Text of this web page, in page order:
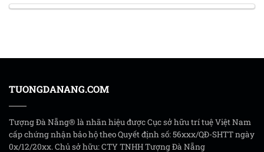
TUONGDANANG.COM
Tượng Đà Nẵng® là nhãn hiệu được Cục sở hữu trí tuệ Việt Nam
cấp chứng nhận bảo hộ theo Quyết định số: 56xxx/QĐ-SHTT ngày
0x/12/20xx. Chủ sở hữu: CTY TNHH Tượng Đà Nẵng